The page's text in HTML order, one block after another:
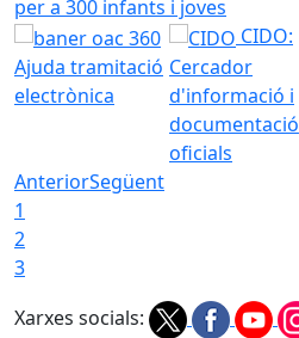
Ajuda tramitació
electrònica
CIDO:
Cercador
d'informació i
documentació
oficials
AnteriorSegüent
1
2
3
Xarxes socials: